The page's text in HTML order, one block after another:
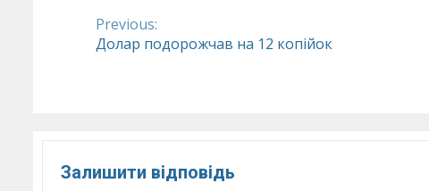
Continue
Previous:
Долар подорожчав на 12 копійок
Залишити відповідь